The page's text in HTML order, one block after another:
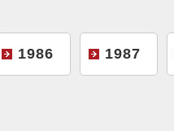
1986 1987